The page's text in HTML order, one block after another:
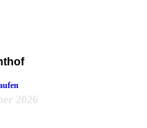
2026